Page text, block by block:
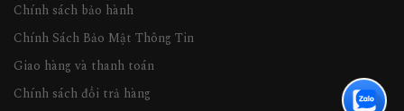
Chính sách bảo hành
Chính Sách Bảo Mật Thông Tin
Giao hàng và thanh toán
Chính sách đổi trả hàng